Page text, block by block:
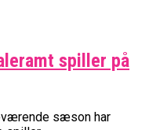
spiller på
sæson har